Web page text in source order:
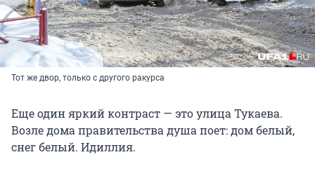
Тот же двор, только с другого ракурса
Еще один яркий контраст — это улица Тукаева.
Возле дома правительства душа поет: дом белый,
снег белый. Идиллия.